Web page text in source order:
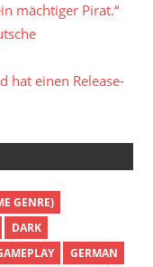
mächtiger Pirat.“
hat einen Release-
GENRE)
DARK
GERMAN